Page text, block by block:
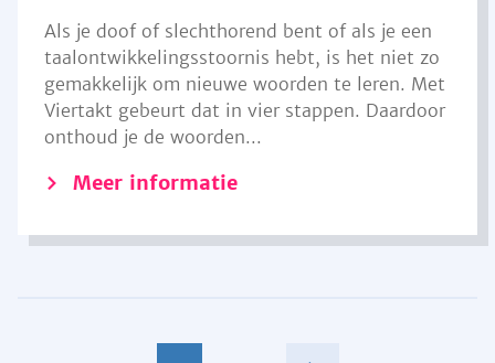
Als je doof of slechthorend bent of als je een
taalontwikkelingsstoornis hebt, is het niet zo
gemakkelijk om nieuwe woorden te leren. Met
Viertakt gebeurt dat in vier stappen. Daardoor
onthoud je de woorden...
Meer informatie